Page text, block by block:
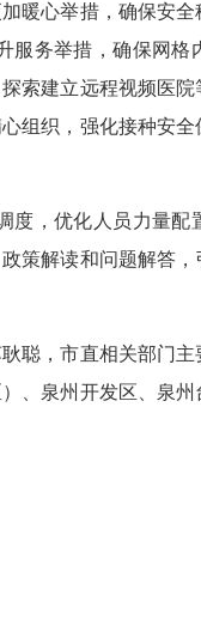
暖心举措，确保安
服务举措，确保网格
索建立远程视频医
组织，强化接种安
，优化人员力量配
策解读和问题解答
，市直相关部门主
、泉州开发区、泉